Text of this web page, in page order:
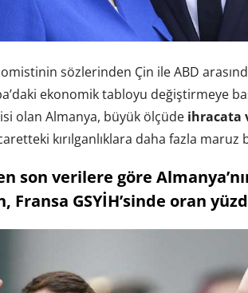
sözlerinden Çin ile ABD
ekonomik tabloyu değiştirmeye
olan Almanya, büyük ölçüdeihracata
kırılganlıklara daha fazla maruz
son verilere göre
Fransa GSYİH’sinde oran